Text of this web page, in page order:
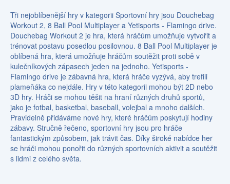
Tři nejoblíbenější hry v kategorii Sportovní hry jsou Douchebag
Workout 2, 8 Ball Pool Multiplayer a Yetisports - Flamingo drive.
Douchebag Workout 2 je hra, která hráčům umožňuje vytvořit a
trénovat postavu posedlou posilovnou. 8 Ball Pool Multiplayer je
oblíbená hra, která umožňuje hráčům soutěžit proti sobě v
kulečníkových zápasech jeden na jednoho. Yetisports -
Flamingo drive je zábavná hra, která hráče vyzývá, aby trefili
plameňáka co nejdále. Hry v této kategorii mohou být 2D nebo
3D hry. Hráči se mohou těšit na hraní různých druhů sportů,
jako je fotbal, basketbal, baseball, volejbal a mnoho dalších.
Pravidelně přidáváme nové hry, které hráčům poskytují hodiny
zábavy. Stručně řečeno, sportovní hry jsou pro hráče
fantastickým způsobem, jak trávit čas. Díky široké nabídce her
se hráči mohou ponořit do různých sportovních aktivit a soutěžit
s lidmi z celého světa.